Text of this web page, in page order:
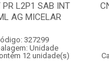
PR L2P1 SAB INT
AG MICELAR
327299
Unidade
12 unidade(s)